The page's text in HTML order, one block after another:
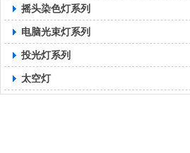
摇头染色灯系列
电脑光束灯系列
投光灯系列
太空灯